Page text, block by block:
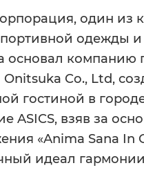
один из
одежды и
основал компанию
Co., Ltd,
гостиной в
ASICS, взяв за
«Anima Sana In
идеал